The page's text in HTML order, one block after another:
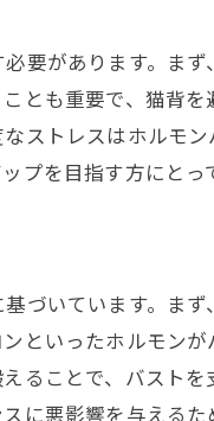
ップサプリの効果と選
きるバストアップト
ップに適したブラジ
の変化を実感するた
形やサイズに関する
1: エクササイズの基
2: 栄養バランスを見
3: 毎日のマッサージ
要があります。ま
とも重要で、猫背
ストレスはホルモ
プを目指す方にと
づいています。ま
といったホルモン
ることで、バスト
に悪影響を与える